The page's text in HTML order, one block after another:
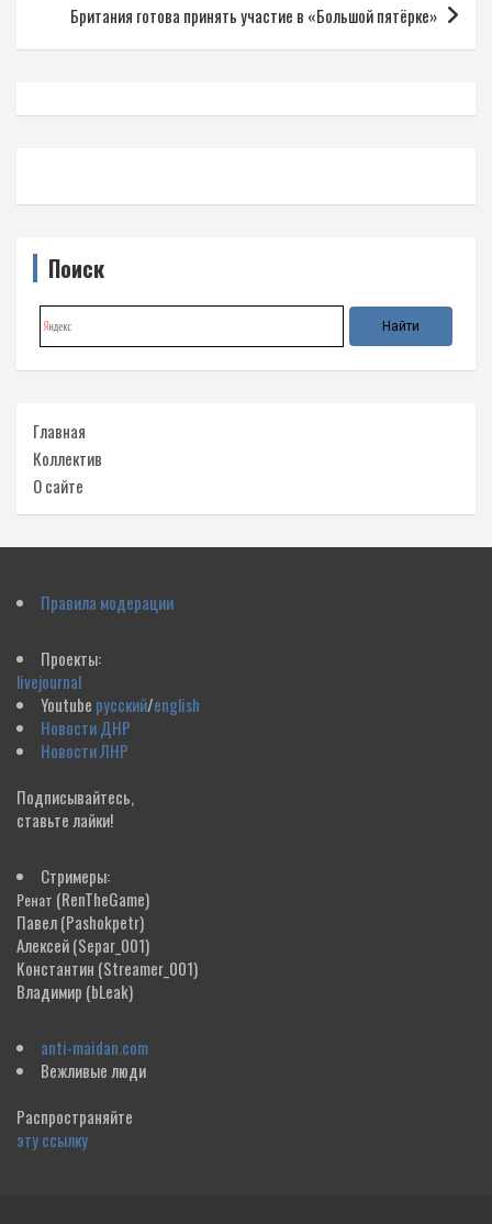
Британия готова принять участие в «Большой пятёрке»
Поиск
Главная
Коллектив
О сайте
Правила модерации
Проекты:
livejournal
Youtube русский/english
Новости ДНР
Новости ЛНР
Подписывайтесь,
ставьте лайки!
Стримеры:
Ренат (RenTheGame)
Павел(Pashokpetr)
Алексей(Separ_001)
Константин (Streamer_001)
Владимир (bLeak)
anti-maidan.com
Вежливые люди
Распространяйте
эту ссылку